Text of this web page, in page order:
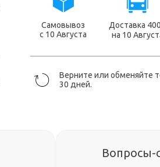
Самовывоз
с 10 Августа
Доставка
на 10
Верните или обменяйте
30 дней.
Вопросы-